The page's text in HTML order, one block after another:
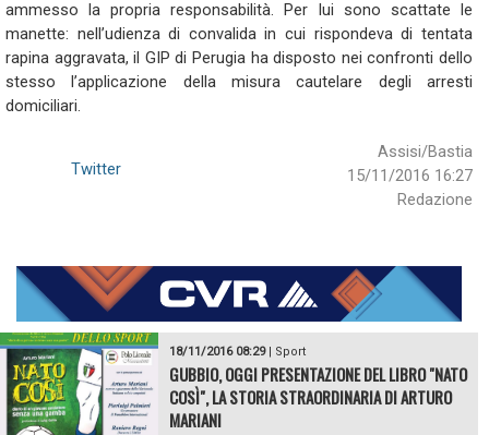
ammesso la propria responsabilità. Per lui sono scattate le
manette: nell’udienza di convalida in cui rispondeva di tentata
rapina aggravata, il GIP di Perugia ha disposto nei confronti dello
stesso l’applicazione della misura cautelare degli arresti
domiciliari.
Assisi/Bastia
15/11/2016 16:27
Redazione
Twitter
18/11/2016 08:29| Sport
GUBBIO, OGGI PRESENTAZIONE DEL LIBRO "NATO
COSÌ", LA STORIA STRAORDINARIA DI ARTURO
MARIANI